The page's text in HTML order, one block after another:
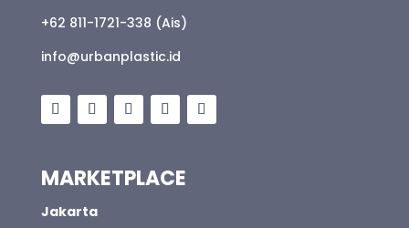
+62 811-1721-338 (Ais)
info@urbanplastic.id
MARKETPLACE
Jakarta